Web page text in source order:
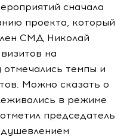
сначала
проекта, который
СМД Николай
на
темпы и
Можно сказать о
в режиме
председатель